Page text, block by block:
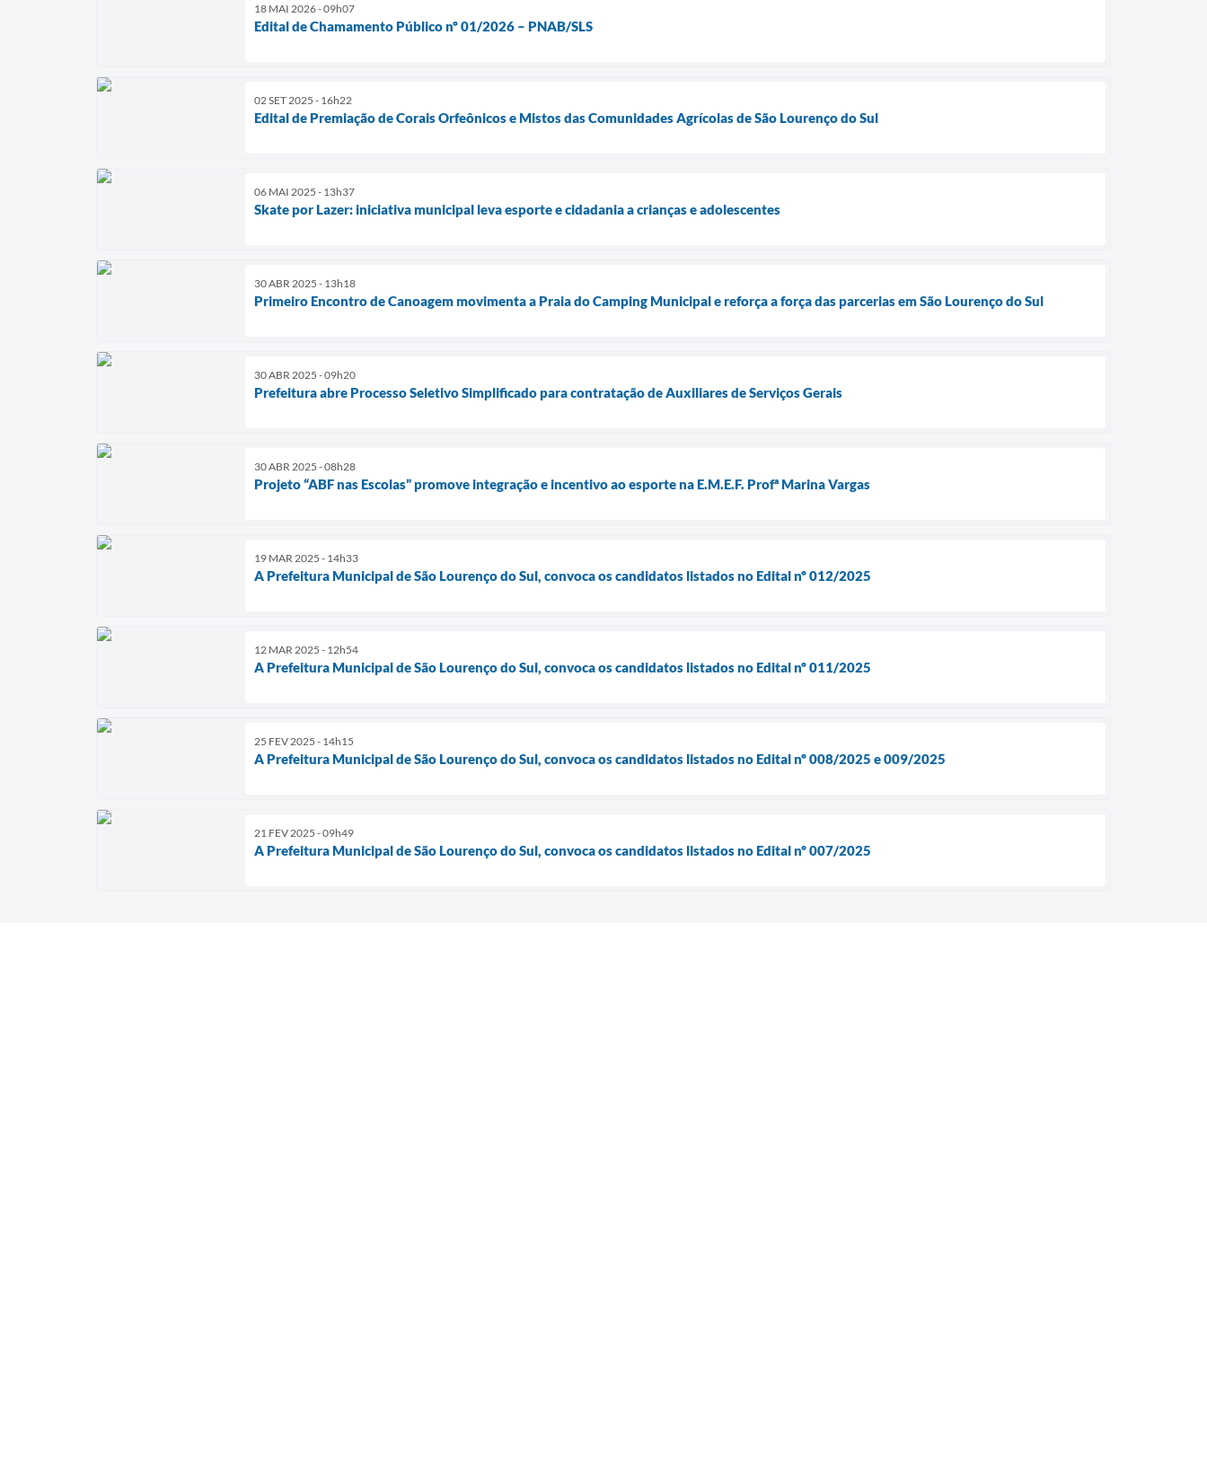
18 MAI 2026 - 09h07
Edital de Chamamento Público nº 01/2026 – PNAB/SLS
02 SET 2025 - 16h22
Edital de Premiação de Corais Orfeônicos e Mistos das Comunidades Agrícolas de São Lourenço do Sul
06 MAI 2025 - 13h37
Skate por Lazer: iniciativa municipal leva esporte e cidadania a crianças e adolescentes
30 ABR 2025 - 13h18
Primeiro Encontro de Canoagem movimenta a Praia do Camping Municipal e reforça a força das parcerias em São Lourenço do Sul
30 ABR 2025 - 09h20
Prefeitura abre Processo Seletivo Simplificado para contratação de Auxiliares de Serviços Gerais
30 ABR 2025 - 08h28
Projeto “ABF nas Escolas” promove integração e incentivo ao esporte na E.M.E.F. Profª Marina Vargas
19 MAR 2025 - 14h33
A Prefeitura Municipal de São Lourenço do Sul, convoca os candidatos listados no Edital nº 012/2025
12 MAR 2025 - 12h54
A Prefeitura Municipal de São Lourenço do Sul, convoca os candidatos listados no Edital nº 011/2025
25 FEV 2025 - 14h15
A Prefeitura Municipal de São Lourenço do Sul, convoca os candidatos listados no Edital nº 008/2025 e 009/2025
21 FEV 2025 - 09h49
A Prefeitura Municipal de São Lourenço do Sul, convoca os candidatos listados no Edital nº 007/2025